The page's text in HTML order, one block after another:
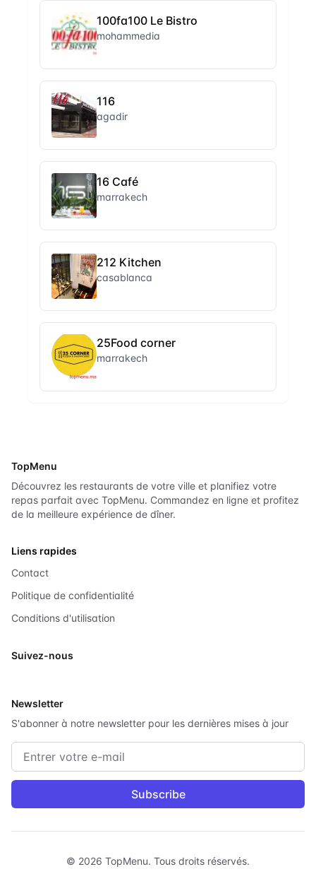
100fa100 Le Bistro
mohammedia
116
agadir
16 Café
marrakech
212 Kitchen
casablanca
25Food corner
marrakech
TopMenu
Découvrez les restaurants de votre ville et planifiez votre
repas parfait avec TopMenu. Commandez en ligne et profitez
de la meilleure expérience de dîner.
Liens rapides
Contact
Politique de confidentialité
Conditions d'utilisation
Suivez-nous
Newsletter
S'abonner à notre newsletter pour les dernières mises à jour
Adresse e-mail
Subscribe
© 2026 TopMenu. Tous droits réservés.